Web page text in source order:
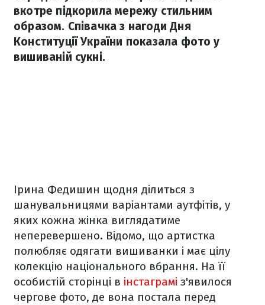
вкотре підкорила мережу стильним
образом. Співачка з нагоди Дня
Конституції України показала фото у
вишиваній сукні.
Ірина Федишин щодня ділиться з
шанувальницями варіантами аутфітів, у
яких кожна жінка виглядатиме
неперевершено. Відомо, що артистка
полюбляє одягати вишиванки і має цілу
колекцію національного вбрання. На її
особистій сторінці в інстаграмі з'явилося
чергове фото, де вона постала перед